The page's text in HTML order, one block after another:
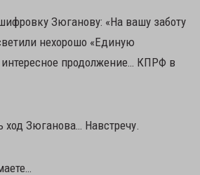
Зюганову: «На вашу заботу
нехорошо «Единую
продолжение… КПРФ в
Зюганова… Навстречу.